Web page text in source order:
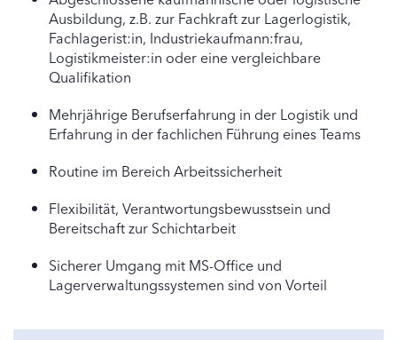
Ausbildung, z.B. zur Fachkraft zur Lagerlogistik,
Fachlagerist:in, Industriekaufmann:frau,
Logistikmeister:in oder eine vergleichbare
Qualifikation
Mehrjährige Berufserfahrung in der Logistik und
Erfahrung in der fachlichen Führung eines Teams
Routine im Bereich Arbeitssicherheit
Flexibilität, Verantwortungsbewusstsein und
Bereitschaft zur Schichtarbeit
Sicherer Umgang mit MS-Office und
Lagerverwaltungssystemen sind von Vorteil